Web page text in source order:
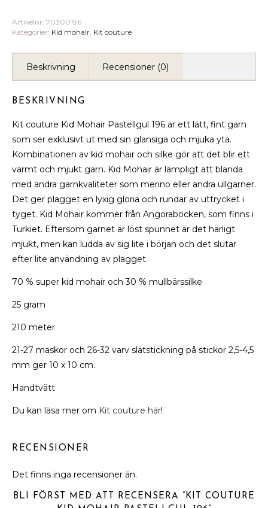
Artikelnr: 70300196
Kategorier: Kid mohair, Kit couture
Beskrivning Recensioner (0)
BESKRIVNING
Kit couture Kid Mohair Pastellgul 196 är ett lätt, fint garn
som ser exklusivt ut med sin glansiga och mjuka yta.
Kombinationen av kid mohair och silke gör att det blir ett
varmt och mjukt garn. Kid Mohair är lämpligt att blanda
med andra garnkvaliteter som merino eller andra ullgarner.
Det ger plagget en lyxig gloria och rundar av uttrycket i
tyget. Kid Mohair kommer från Angorabocken, som finns i
Turkiet. Eftersom garnet är löst spunnet är det härligt
mjukt, men kan ludda av sig lite i början och det slutar
efter lite användning av plagget.
70 % super kid mohair och 30 % mullbärssilke
25 gram
210 meter
21-27 maskor och 26-32 varv slätstickning på stickor 2,5-4,5
mm ger 10 x 10 cm.
Handtvätt
Du kan läsa mer om Kit couture här!
RECENSIONER
Det finns inga recensioner än.
BLI FÖRST MED ATT RECENSERA ”KIT COUTURE